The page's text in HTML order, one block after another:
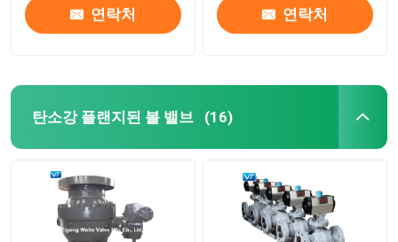
연락처 연락처
탄소강 플랜지된 볼 밸브 (16)